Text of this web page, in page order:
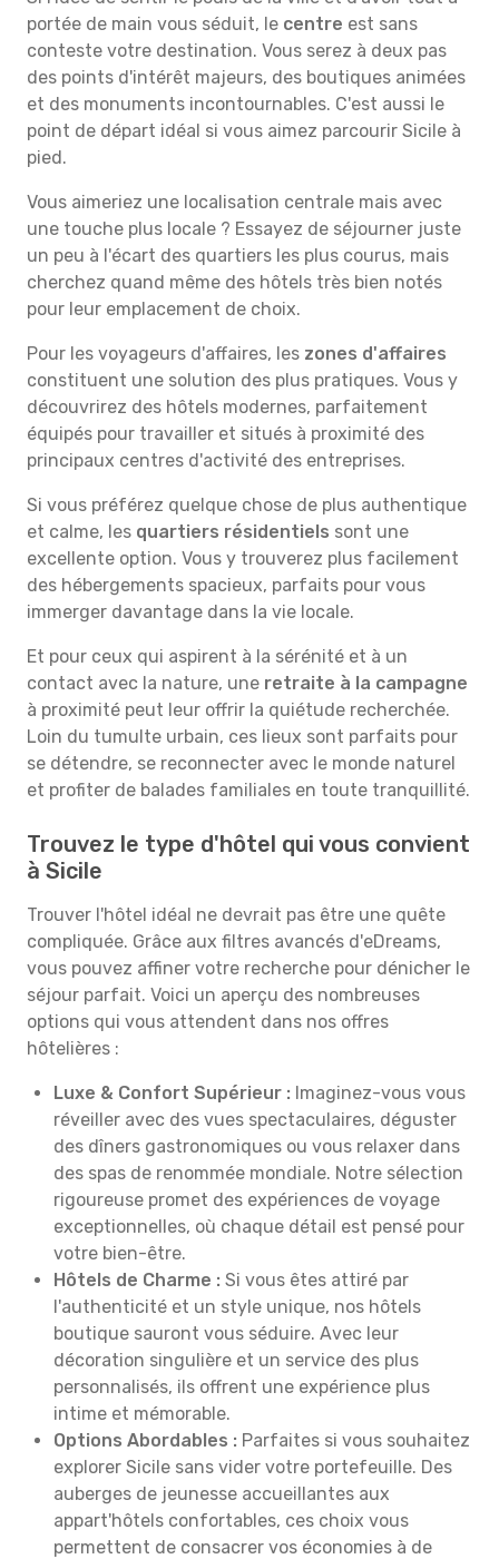
portée de main vous séduit, le centre est sans
conteste votre destination. Vous serez à deux pas
des points d'intérêt majeurs, des boutiques animées
et des monuments incontournables. C'est aussi le
point de départ idéal si vous aimez parcourir Sicile à
pied.
Vous aimeriez une localisation centrale mais avec
une touche plus locale ? Essayez de séjourner juste
un peu à l'écart des quartiers les plus courus, mais
cherchez quand même des hôtels très bien notés
pour leur emplacement de choix.
Pour les voyageurs d'affaires, les zones d'affaires
constituent une solution des plus pratiques. Vous y
découvrirez des hôtels modernes, parfaitement
équipés pour travailler et situés à proximité des
principaux centres d'activité des entreprises.
Si vous préférez quelque chose de plus authentique
et calme, les quartiers résidentiels sont une
excellente option. Vous y trouverez plus facilement
des hébergements spacieux, parfaits pour vous
immerger davantage dans la vie locale.
Et pour ceux qui aspirent à la sérénité et à un
contact avec la nature, une retraite à la campagne
à proximité peut leur offrir la quiétude recherchée.
Loin du tumulte urbain, ces lieux sont parfaits pour
se détendre, se reconnecter avec le monde naturel
et profiter de balades familiales en toute tranquillité.
Trouvez le type d'hôtel qui vous convient
à Sicile
Trouver l'hôtel idéal ne devrait pas être une quête
compliquée. Grâce aux filtres avancés d'eDreams,
vous pouvez affiner votre recherche pour dénicher le
séjour parfait. Voici un aperçu des nombreuses
options qui vous attendent dans nos offres
hôtelières :
Luxe & Confort Supérieur : Imaginez-vous vous
réveiller avec des vues spectaculaires, déguster
des dîners gastronomiques ou vous relaxer dans
des spas de renommée mondiale. Notre sélection
rigoureuse promet des expériences de voyage
exceptionnelles, où chaque détail est pensé pour
votre bien-être.
Hôtels de Charme : Si vous êtes attiré par
l'authenticité et un style unique, nos hôtels
boutique sauront vous séduire. Avec leur
décoration singulière et un service des plus
personnalisés, ils offrent une expérience plus
intime et mémorable.
Options Abordables : Parfaites si vous souhaitez
explorer Sicile sans vider votre portefeuille. Des
auberges de jeunesse accueillantes aux
appart'hôtels confortables, ces choix vous
permettent de consacrer vos économies à de